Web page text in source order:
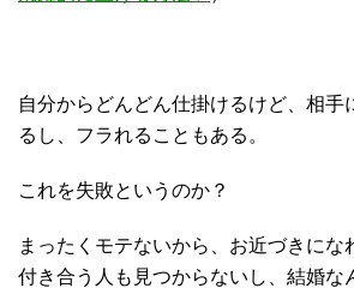
自分からどんどん仕掛けるけど、相手
るし、フラれることもある。
これを失敗というのか？
まったくモテないから、お近づきにな
付き合う人も見つからないし、結婚な